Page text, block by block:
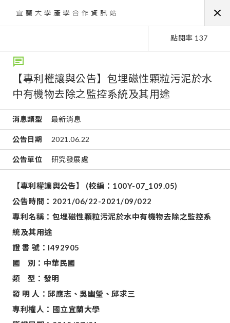
點閱率 137
【專利權讓與公告】包埋磁性顆粒污泥於水
中有機物去除之監控系統及其用途
消息類型 最新消息
公告日期 2021.06.22
公告單位 研究發展處
【專利權讓與公告】 (校編：100Y-07_109.05)
公告時間：2021/06/22-2021/09/022
專利名稱：包埋磁性顆粒污泥於水中有機物去除之監控系
統及其用途
證 書 號：I492905
國 別：中華民國
類 型：發明
發 明 人：邱應志、吳幽瑩、邱求三
專利權人：國立宜蘭大學